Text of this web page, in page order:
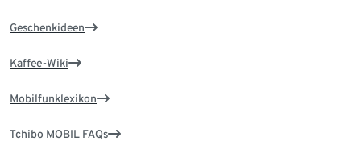
Geschenkideen
Kaffee-Wiki
Mobilfunklexikon
Tchibo MOBIL FAQs